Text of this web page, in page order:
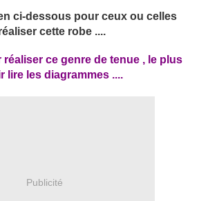
ci-dessous pour ceux ou celles
cette robe ....
ce genre de tenue , le plus
lire les diagrammes ....
Publicité